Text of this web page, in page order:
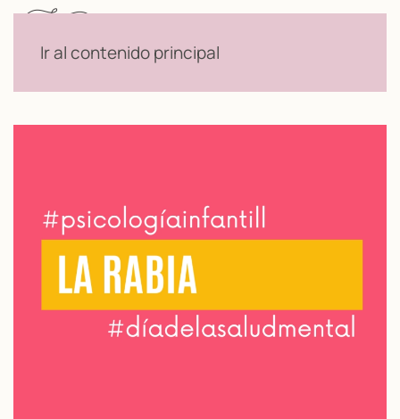
Ir al contenido principal